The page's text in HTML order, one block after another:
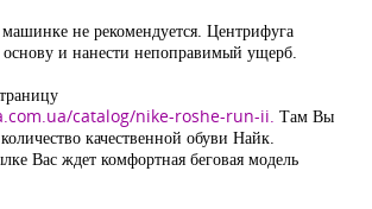
не рекомендуется. Центрифуга
и нанести непоправимый ущерб.
catalog/nike-roshe-run-ii. Там Вы
качественной обуви Найк.
Вас ждет комфортная беговая модель